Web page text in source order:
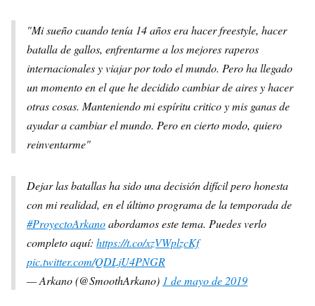
"Mi sueño cuando tenía 14 años era hacer freestyle, hacer
batalla de gallos, enfrentarme a los mejores raperos
internacionales y viajar por todo el mundo. Pero ha llegado
un momento en el que he decidido cambiar de aires y hacer
otras cosas. Manteniendo mi espíritu critico y mis ganas de
ayudar a cambiar el mundo. Pero en cierto modo, quiero
reinventarme"
Dejar las batallas ha sido una decisión difícil pero honesta
con mi realidad, en el último programa de la temporada de
#ProyectoArkanoabordamos este tema. Puedes verlo
completo aquí: https://t.co/xzVWplzcKf
pic.twitter.com/QDLjU4PNGR
— Arkano (@SmoothArkano) 1 de mayo de 2019